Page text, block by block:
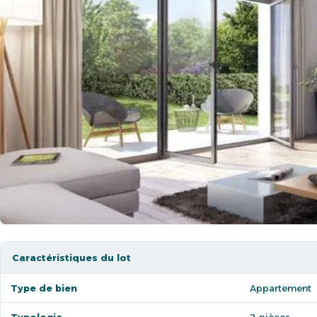
Caractéristiques du lot
Type de bien Appartement